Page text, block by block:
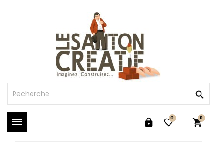
 
0 
0